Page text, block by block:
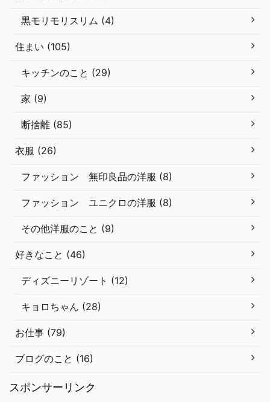
黒モリモリスリム (4)
住まい (105)
キッチンのこと (29)
家 (9)
断捨離 (85)
衣服 (26)
ファッション 無印良品の洋服 (8)
ファッション ユニクロの洋服 (8)
その他洋服のこと (9)
好きなこと (46)
ディズニーリゾート (12)
キョロちゃん (28)
お仕事 (79)
ブログのこと (16)
スポンサーリンク